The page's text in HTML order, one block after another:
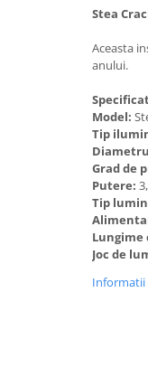
Stea
Aceasta
anului.
Model:
Tip
Grad de
Putere:
Tip
Joc de